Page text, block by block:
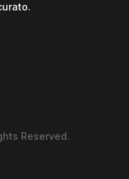
Reserved.